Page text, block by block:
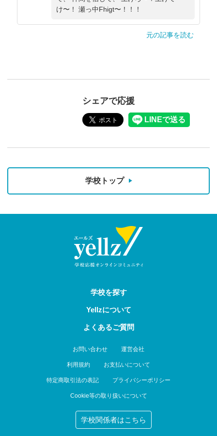
け〜！ 瀬っ中Fhigt〜！！！
元の記事を読む
シェアで応援
学校トップ
学校を探す
Yellzについて
よくあるご質問
お問い合わせ 運営会社
利用規約 お支払いについて
特定商取引法の表記 プライバシーポリシー
Cookie等の取り扱いについて
学校関係者はこちら